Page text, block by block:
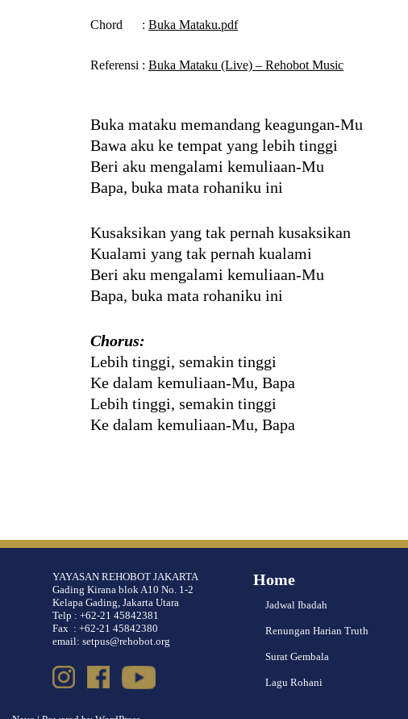
Chord : Buka Mataku.pdf
Referensi : Buka Mataku (Live) – Rehobot Music
Buka mataku memandang keagungan-Mu
Bawa aku ke tempat yang lebih tinggi
Beri aku mengalami kemuliaan-Mu
Bapa, buka mata rohaniku ini
Kusaksikan yang tak pernah kusaksikan
Kualami yang tak pernah kualami
Beri aku mengalami kemuliaan-Mu
Bapa, buka mata rohaniku ini
Chorus:
Lebih tinggi, semakin tinggi
Ke dalam kemuliaan-Mu, Bapa
Lebih tinggi, semakin tinggi
Ke dalam kemuliaan-Mu, Bapa
YAYASAN REHOBOT JAKARTA
Gading Kirana blok A10 No. 1-2
Kelapa Gading, Jakarta Utara
Telp : +62-21 45842381
Fax : +62-21 45842380
email: setpus@rehobot.org
Home
Jadwal Ibadah
Renungan Harian Truth
Surat Gembala
Lagu Rohani